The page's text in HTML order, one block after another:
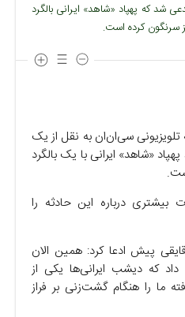
شد که پهپاد «شاهد» ایرانی بالگرد
سرنگون کرده است.
سی‌ان‌ان به نقل از یک
«شاهد» ایرانی با یک بالگرد
بیشتری درباره این حادثه را
پیش ادعا کرد: همین الان
که دیشب ایرانی‌ها یکی از
ما را هنگام گشت‌زنی بر فراز